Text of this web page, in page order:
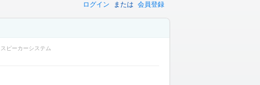
ログイン または 会員登録
ピーカーシステム